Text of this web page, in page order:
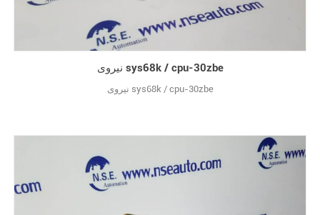
نیروی sys68k / cpu-30zbe
نیروی sys68k / cpu-30zbe